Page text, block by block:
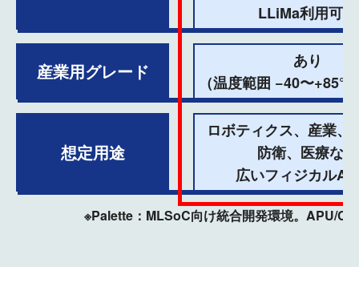
LLiMa利用可能
産業用グレード
あり
（温度範囲 −40〜
想定用途
ロボティクス、産業、
防衛、医療など
広いフィジカルAI
※Palette：MLSoC向け統合開発環境。APU/